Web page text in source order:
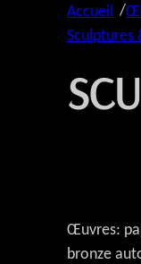
Accueil /
Sculptures
Œuvres:
bronze